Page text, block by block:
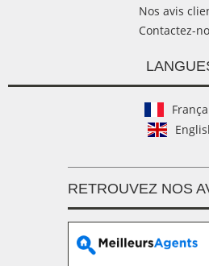
Nos avis
Contactez-
RETROUVEZ NOS